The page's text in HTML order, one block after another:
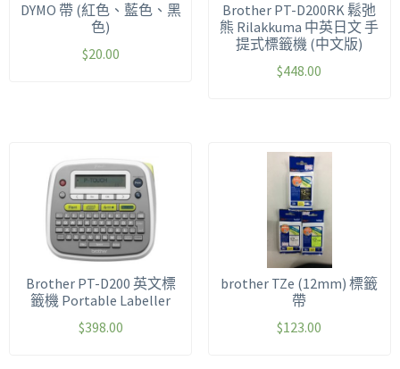
DYMO 帶 (紅色、藍色、黑
色)
$20.00
Brother PT-D200RK 鬆弛
熊 Rilakkuma 中英日文 手
提式標籤機 (中文版)
$448.00
Brother PT-D200 英文標
籤機 Portable Labeller
$398.00
brother TZe (12mm) 標籤
帶
$123.00